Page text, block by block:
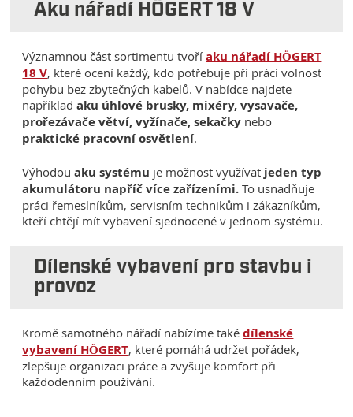
Aku nářadí HÖGERT 18 V
Významnou část sortimentu tvoříaku nářadí HÖGERT
18 V, které ocení každý, kdo potřebuje při práci volnost
pohybu bez zbytečných kabelů. V nabídce najdete
napříkladaku úhlové brusky, mixéry, vysavače,
prořezávače větví, vyžínače, sekačky nebo
praktické pracovní osvětlení.
Výhodouaku systému je možnost využívat jeden typ
akumulátoru napříč více zařízeními. To usnadňuje
práci řemeslníkům, servisním technikům i zákazníkům,
kteří chtějí mít vybavení sjednocené v jednom systému.
Dílenské vybavení pro stavbu i
provoz
Kromě samotného nářadí nabízíme takédílenské
vybavení HÖGERT, které pomáhá udržet pořádek,
zlepšuje organizaci práce a zvyšuje komfort při
každodenním používání.